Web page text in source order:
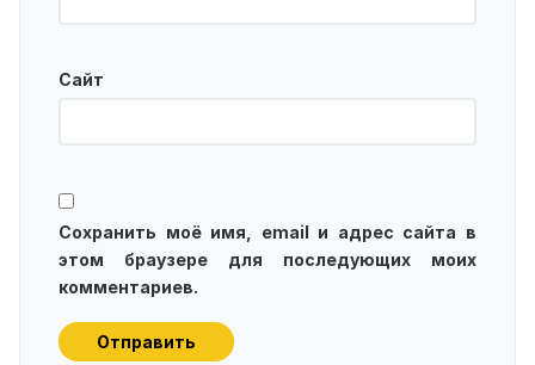
Сайт
Сохранить моё имя, email и адрес сайта в
этом браузере для последующих моих
комментариев.